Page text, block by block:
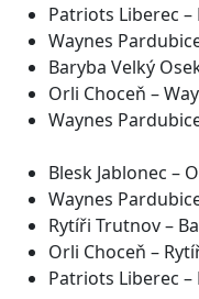
Patriots Liberec
Waynes
Baryba Velký
Orli Choceň –
Waynes
Blesk Jablonec –
Waynes
Rytíři Trutnov –
Orli Choceň –
Patriots Liberec –